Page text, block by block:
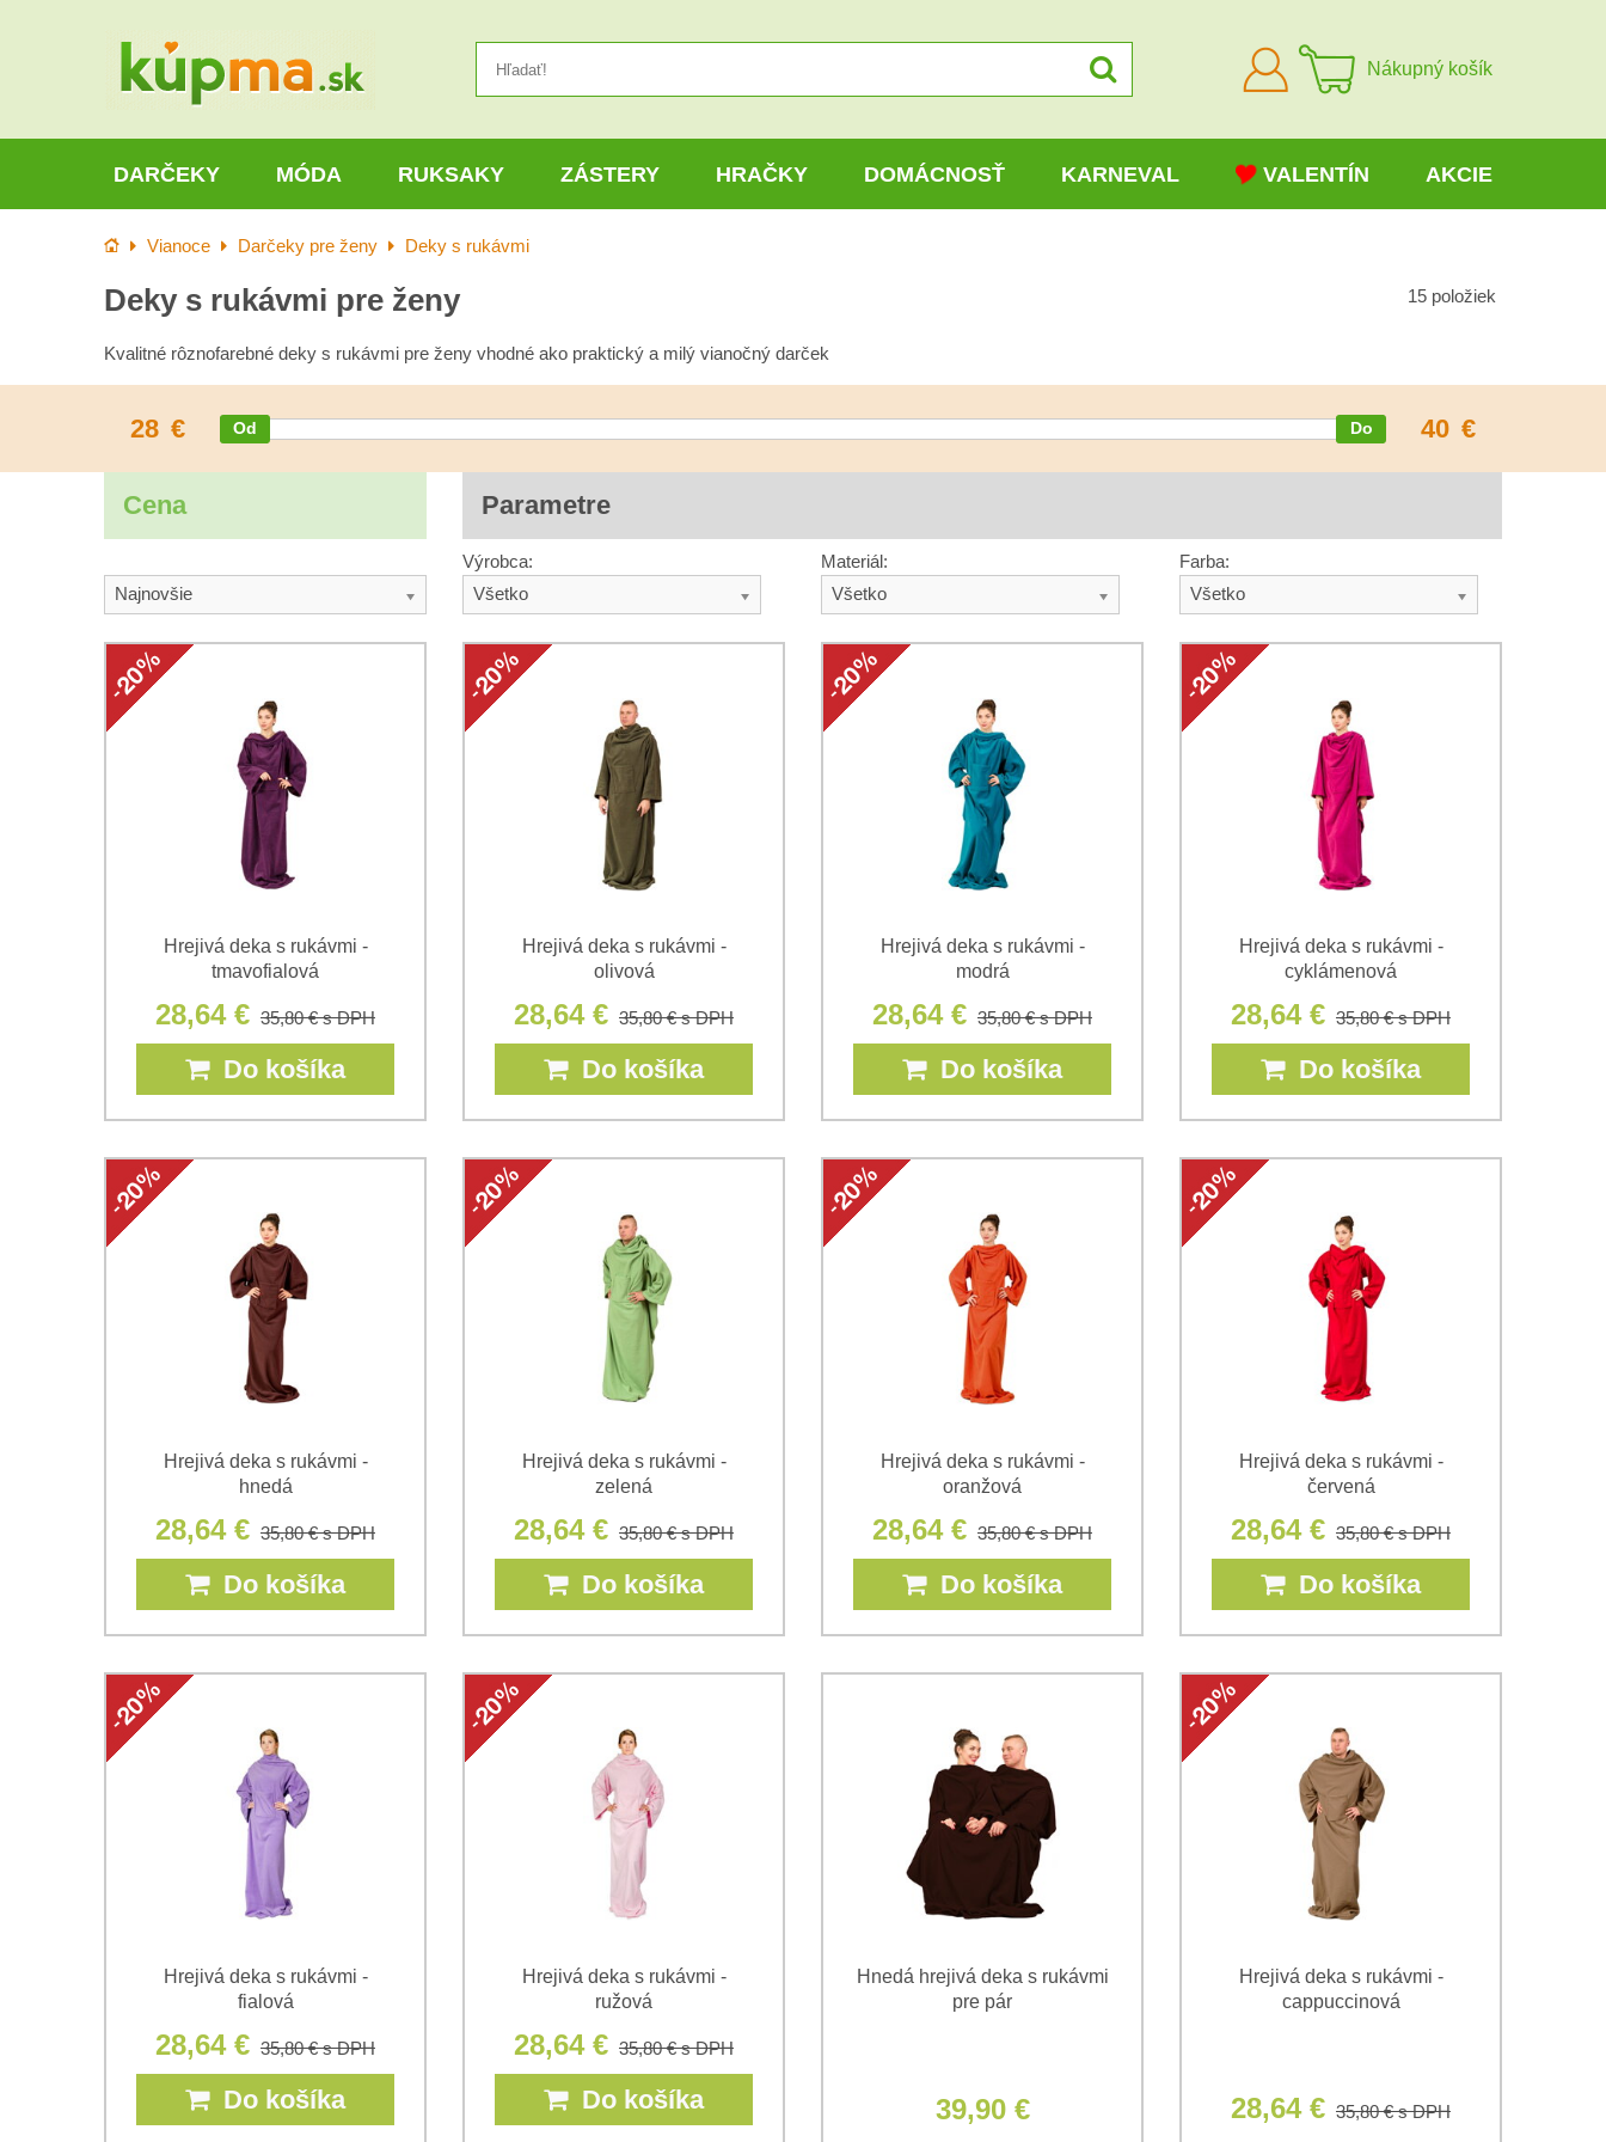
Prihlásiť
sa
Nákupný košík
DARČEKY MÓDA RUKSAKY ZÁSTERY HRAČKY DOMÁCNOSŤ KARNEVAL VALENTÍN AKCIE
Úvod Vianoce Darčeky pre ženy Deky s rukávmi
Deky s rukávmi pre ženy 15 položiek
Kvalitné rôznofarebné deky s rukávmi pre ženy vhodné ako praktický a milý vianočný darček
28 € 40 €
Cena Parametre
Najnovšie
Výrobca:
Všetko
Materiál:
Všetko
Farba:
Všetko
Hrejivá deka s rukávmi -
tmavofialová
28,64 € 35,80 €s DPH
Do košíka
Hrejivá deka s rukávmi -
olivová
28,64 € 35,80 €s DPH
Do košíka
Hrejivá deka s rukávmi -
modrá
28,64 € 35,80 €s DPH
Do košíka
Hrejivá deka s rukávmi -
cyklámenová
28,64 € 35,80 €s DPH
Do košíka
Hrejivá deka s rukávmi -
hnedá
28,64 € 35,80 €s DPH
Do košíka
Hrejivá deka s rukávmi -
zelená
28,64 € 35,80 €s DPH
Do košíka
Hrejivá deka s rukávmi -
oranžová
28,64 € 35,80 €s DPH
Do košíka
Hrejivá deka s rukávmi -
červená
28,64 € 35,80 €s DPH
Do košíka
Hrejivá deka s rukávmi -
fialová
28,64 € 35,80 €s DPH
Do košíka
Hrejivá deka s rukávmi -
ružová
28,64 € 35,80 €s DPH
Do košíka
Hnedá hrejivá deka s rukávmi
pre pár
39,90 €
Hrejivá deka s rukávmi -
cappuccinová
28,64 € 35,80 €s DPH